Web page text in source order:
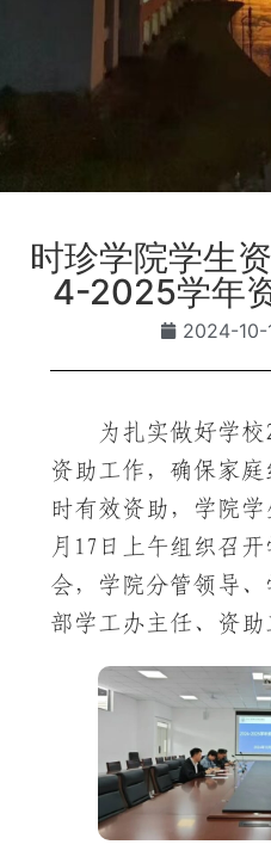
时珍学院学生
4-2025学年
2024-10-
为扎实做好学校
资助工作，确保家
时有效资助，学院
月17日上午组织召
会，学院分管领导
部学工办主任、资助